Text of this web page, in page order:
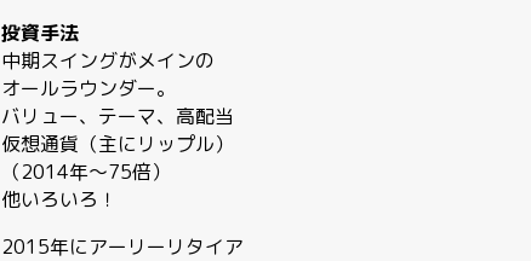
投資手法
中期スイングがメインの
オールラウンダー。
バリュー、テーマ、高配当
仮想通貨（主にリップル）
（2014年〜75倍）
他いろいろ！
2015年にアーリーリタイア